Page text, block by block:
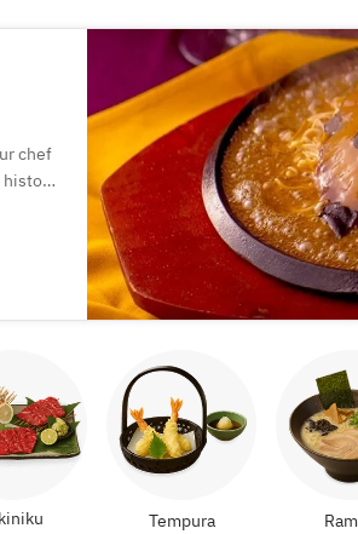
chef
Tempura